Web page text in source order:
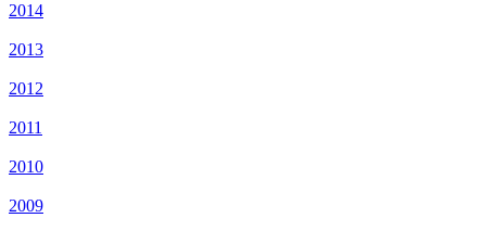
2014
2013
2012
2011
2010
2009